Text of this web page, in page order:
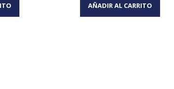
AÑADIR AL CARRITO